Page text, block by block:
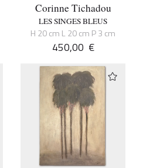
Corinne Tichadou
LES SINGES BLEUS
H 20 cm L 20 cm P 3 cm
450,00 €